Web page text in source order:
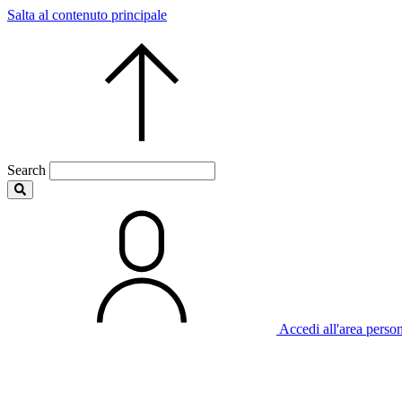
Salta al contenuto principale
Search
Accedi all'area